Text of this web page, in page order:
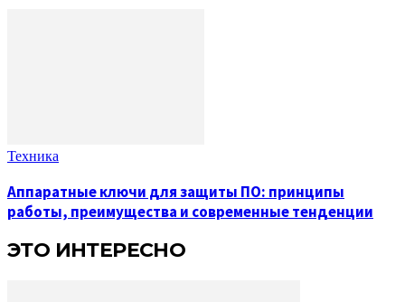
Техника
Аппаратные ключи для защиты ПО: принципы
работы, преимущества и современные тенденции
ЭТО ИНТЕРЕСНО